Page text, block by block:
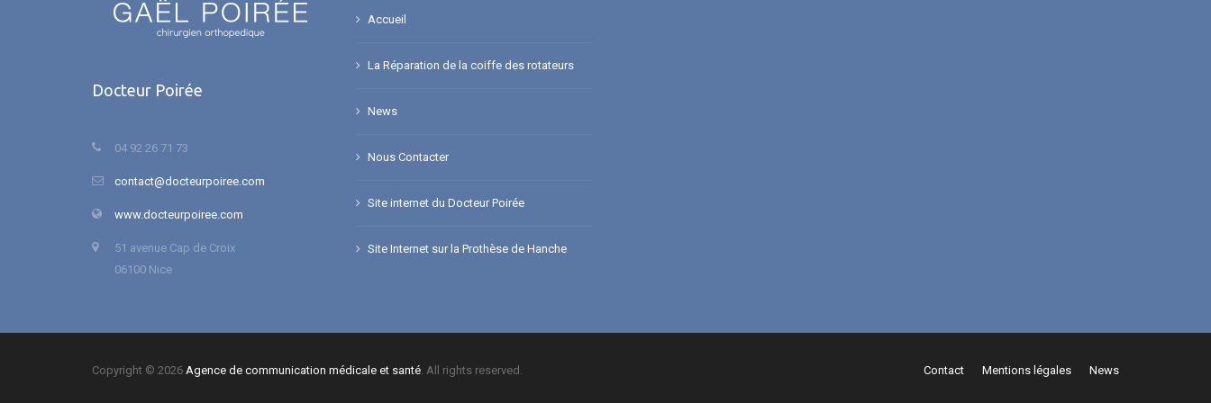
Docteur Poirée
04 92 26 71 73
contact@docteurpoiree.com
www.docteurpoiree.com
51 avenue Cap de Croix
06100 Nice
Accueil
La Réparation de la coiffe des rotateurs
News
Nous Contacter
Site internet du Docteur Poirée
Site Internet sur la Prothèse de Hanche
Copyright © 2026 Agence de communication médicale et santé . All rights reserved. Contact Mentions légales News